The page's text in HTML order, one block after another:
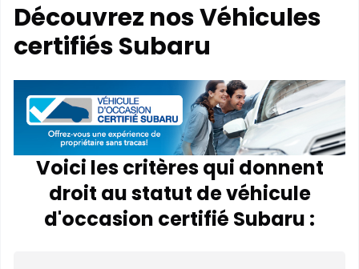
Découvrez nos Véhicules
certifiés Subaru
Voici les critères qui donnent
droit au statut de véhicule
d'occasion certifié Subaru :